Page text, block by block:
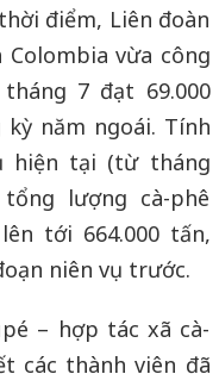
điểm, Liên đoàn
vừa công
7 đạt 69.000
năm ngoái. Tính
hiện tại (từ tháng
tổng lượng cà-phê
tới 664.000 tấn,
niên vụ trước.
– hợp tác xã cà-
các thành viên đã